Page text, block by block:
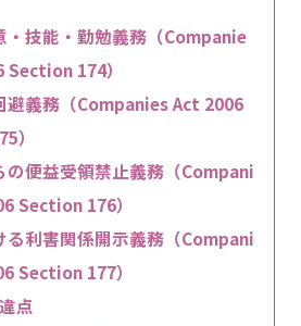
・技能・勤勉義務（Companie
Section 174）
避義務（Companies Act 2006
）
の便益受領禁止義務（Compani
Section 176）
る利害関係開示義務（Compani
Section 177）
点